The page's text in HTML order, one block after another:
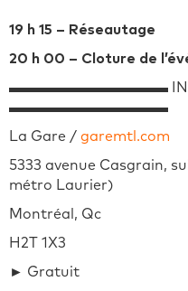
19 h 15 – Réseautage
20 h 00 – Cloture de
▬▬▬▬▬▬▬▬▬▬▬
▬▬▬▬▬▬▬▬▬▬▬
La Gare / garemtl.com
5333 avenue Casgrain,
métro Laurier)
Montréal, Qc
H2T 1X3
► Gratuit